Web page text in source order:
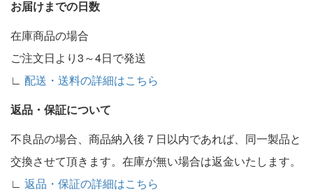
お届けまでの日数
在庫商品の場合
ご注文日より3～4日で発送
∟ 配送・送料の詳細はこちら
返品・保証について
不良品の場合、商品納入後７日以内であれば、同一製品と
交換させて頂きます。在庫が無い場合は返金いたします。
∟ 返品・保証の詳細はこちら